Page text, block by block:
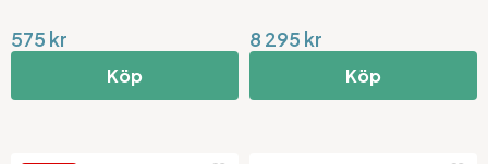
575 kr
Köp
8 295 kr
Köp